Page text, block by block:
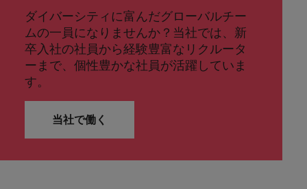
ダイバーシティに富んだグローバルチー
ムの一員になりませんか？当社では、新
卒入社の社員から経験豊富なリクルータ
ーまで、個性豊かな社員が活躍していま
す。
当社で働く